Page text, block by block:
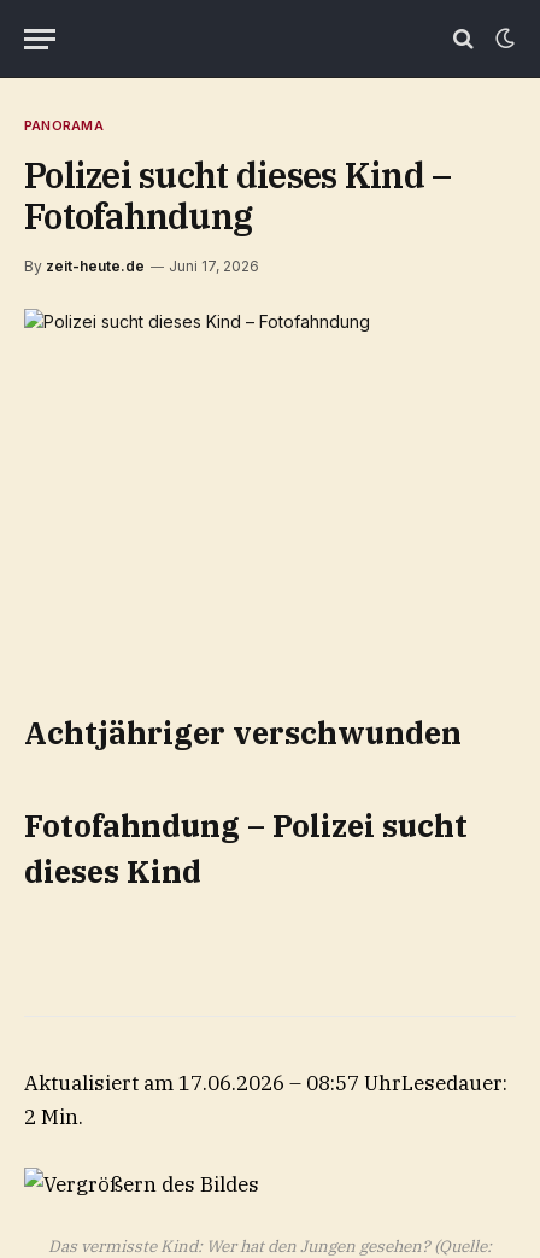
PANORAMA
Polizei sucht dieses Kind –
Fotofahndung
By zeit-heute.de Juni 17, 2026
Achtjähriger verschwunden
Fotofahndung – Polizei sucht
dieses Kind
Aktualisiert am 17.06.2026 – 08:57 UhrLesedauer:
2 Min.
Das vermisste Kind: Wer hat den Jungen gesehen?(Quelle: